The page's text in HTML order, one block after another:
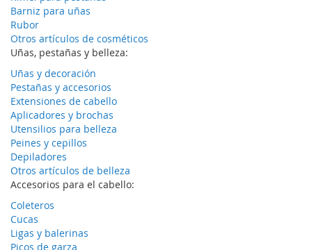
Barniz para uñas
Rubor
Otros artículos de cosméticos
Uñas, pestañas y belleza:
Uñas y decoración
Pestañas y accesorios
Extensiones de cabello
Aplicadores y brochas
Utensilios para belleza
Peines y cepillos
Depiladores
Otros artículos de belleza
Accesorios para el cabello:
Coleteros
Cucas
Ligas y balerinas
Picos de garza